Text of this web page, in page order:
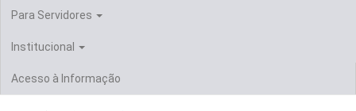
Para Servidores
Institucional
Acesso à Informação